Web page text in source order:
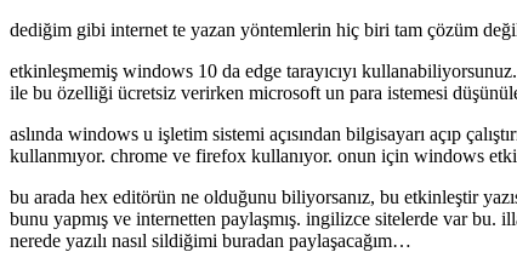
dediğim gibi internet te yazan yöntemlerin hiç biri tam çözüm
etkinleşmemiş windows 10 da edge tarayıcıyı
ile bu özelliği ücretsiz verirken microsoft un para istemesi
aslında windows u işletim sistemi açısından bilgisayarı açıp
kullanmıyor. chrome ve firefox kullanıyor. onun için windows
bu arada hex editörün ne olduğunu biliyorsanız, bu etkinleştir
bunu yapmış ve internetten paylaşmış. ingilizce sitelerde var bu.
nerede yazılı nasıl sildiğimi buradan paylaşacağım…